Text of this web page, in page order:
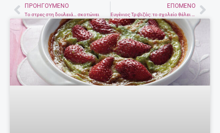
Prev
ΠΡΟΗΓΟΎΜΕΝΟ
Το στρες στη δουλειά… σκοτώνει
ΕΠΌΜΕΝΟ